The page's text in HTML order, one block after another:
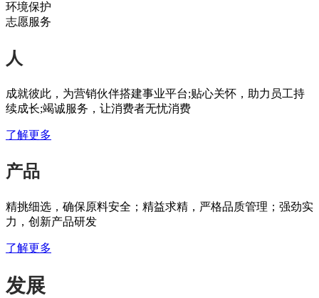
环境保护
志愿服务
人
成就彼此，为营销伙伴搭建事业平台;贴心关怀，助力员工持
续成长;竭诚服务，让消费者无忧消费
了解更多
产品
精挑细选，确保原料安全；精益求精，严格品质管理；强劲实
力，创新产品研发
了解更多
发展